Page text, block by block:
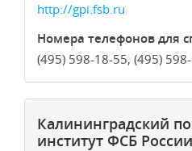
http://gpi.fsb.ru
Номера телефонов для
(495) 598-18-55, (495)
Калининградский
институт ФСБ России